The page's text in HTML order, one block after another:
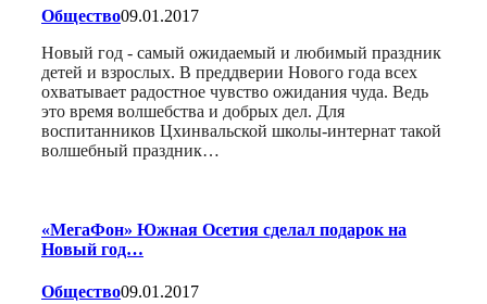
Общество09.01.2017
Новый год - самый ожидаемый и любимый праздник
детей и взрослых. В преддверии Нового года всех
охватывает радостное чувство ожидания чуда. Ведь
это время волшебства и добрых дел. Для
воспитанников Цхинвальской школы-интернат такой
волшебный праздник…
«МегаФон» Южная Осетия сделал подарок на
Новый год…
Общество09.01.2017